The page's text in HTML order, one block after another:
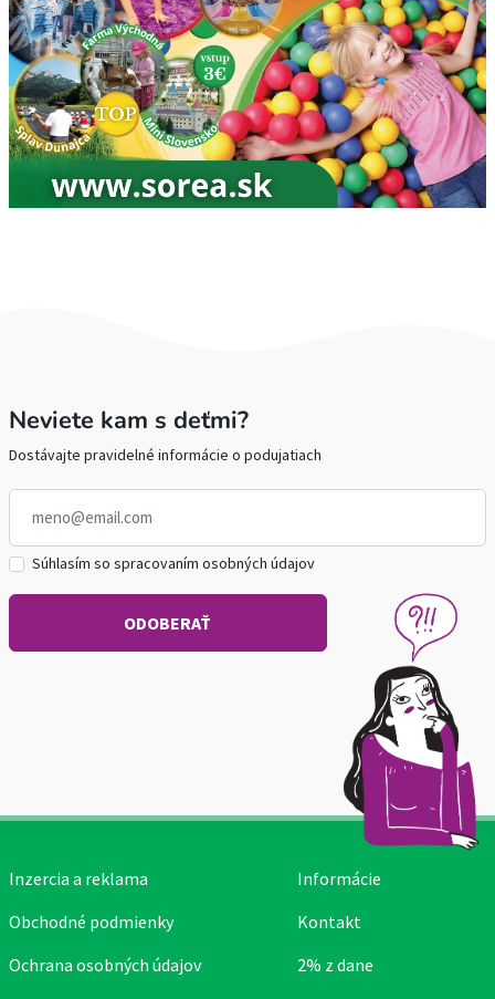
Neviete kam s deťmi?
Dostávajte pravidelné informácie o podujatiach
Súhlasím so spracovaním osobných údajov
Inzercia a reklama
Obchodné podmienky
Ochrana osobných údajov
Informácie
Kontakt
2% z dane